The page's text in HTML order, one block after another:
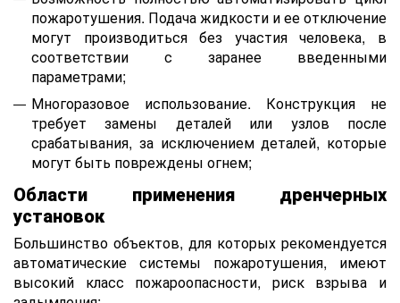
пожаротушения. Подача жидкости и ее отключение
могут производиться без участия человека, в
соответствии с заранее введенными
параметрами;
Многоразовое использование. Конструкция не
требует замены деталей или узлов после
срабатывания, за исключением деталей, которые
могут быть повреждены огнем;
Области применения дренчерных
установок
Большинство объектов, для которых рекомендуется
автоматические системы пожаротушения, имеют
высокий класс пожароопасности, риск взрыва и